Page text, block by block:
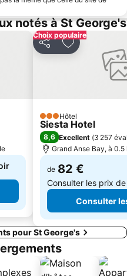
notés à St George's
Choix populaire
PartagerAjouter à
3 Étoiles
Hôtel
Siesta Hotel
8,6 Excellent (3 257
Grand Anse Bay, à
de 82 €
Consulter les prix
Consulter
pour St George's